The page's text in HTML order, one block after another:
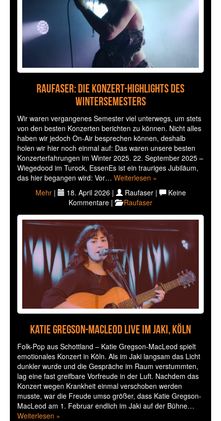
Raufaser: Die Konzert-Highlights des
Wintersemesters
Wir waren vergangenes Semester viel unterwegs, um stets
von den besten Konzerten berichten zu können. Nicht alles
haben wir jedoch On-Air besprechen können, deshalb
holen wir hier noch einmal auf: Das waren unsere besten
Konzerterfahrungen im Winter 2025. 22. September 2025 –
Wiegedood im Turock, EssenEs ist ein trauriges Jubiläum,
das hier begangen wird: Vor… Weiterlesen »
Mehr| 18. April 2026 | Raufaser |
Keine
Kommentare |
Raufaser
Katie Gregson-MacLeod live im Jaki, Köln
Folk-Pop aus Schottland – Katie Gregson-MacLeod spielt
emotionales Konzert in Köln. Als im Jaki langsam das Licht
dunkler wurde und die Gespräche im Raum verstummten,
lag eine fast greifbare Vorfreude in der Luft. Nachdem das
Konzert wegen Krankheit einmal verschoben werden
musste, war die Freude umso größer, dass Katie Gregson-
MacLeod am 1. Februar endlich im Jaki auf der Bühne…
Weiterlesen »